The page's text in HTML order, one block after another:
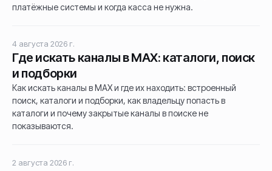
платёжные системы и когда касса не нужна.
4 августа 2026 г.
Где искать каналы в MAX: каталоги, поиск
и подборки
Как искать каналы в MAX и где их находить: встроенный
поиск, каталоги и подборки, как владельцу попасть в
каталоги и почему закрытые каналы в поиске не
показываются.
2 августа 2026 г.